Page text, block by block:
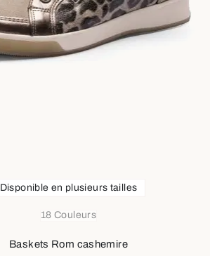
18 Couleurs
Disponible en plusieurs tailles
Baskets Rom cashemire